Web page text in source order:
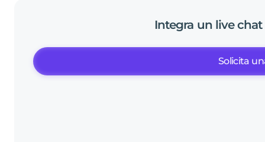
Integra un live chat
Solicita